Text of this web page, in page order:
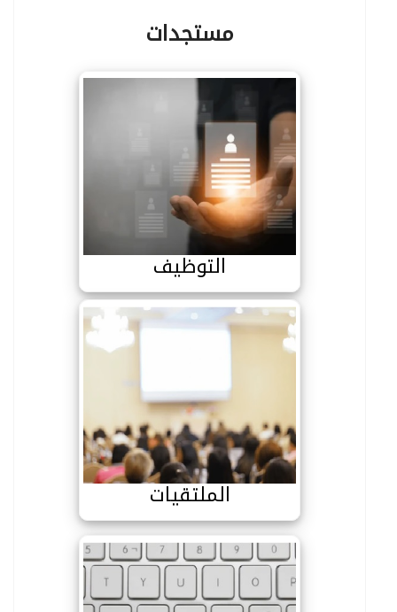
مستجدات
التوظيف
التوظيف
الملتقيات
الملتقيات